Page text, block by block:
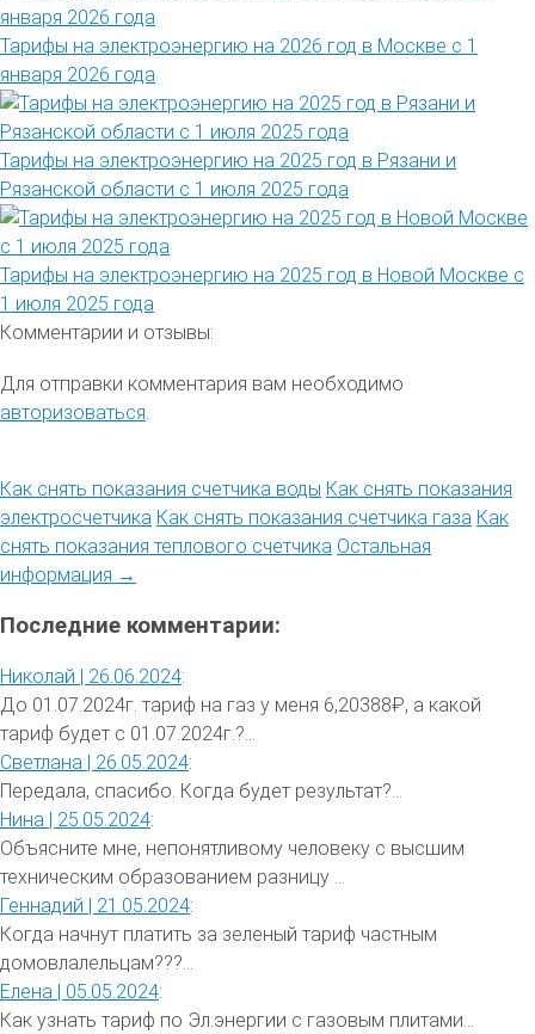
Тарифы на электроэнергию на 2026 год в Москве с 1
января 2026 года
Тарифы на электроэнергию на 2025 год в Рязани и
Рязанской области с 1 июля 2025 года
Тарифы на электроэнергию на 2025 год в Новой Москве с
1 июля 2025 года
Комментарии и отзывы:
Для отправки комментария вам необходимо
авторизоваться
Как снять показания счетчика воды Как снять показания
электросчетчика Как снять показания счетчика газа Как
снять показания теплового счетчика Остальная
информация →
Последние комментарии:
Николай | 26.06.2024:
До 01.07.2024г. тариф на газ у меня 6,20388₽, а какой
тариф будет с 01.07.2024г.?...
Светлана | 26.05.2024:
Передала, спасибо. Когда будет результат?...
Нина | 25.05.2024:
Объясните мне, непонятливому человеку с высшим
техническим образованием разницу ...
Геннадий | 21.05.2024:
Когда начнут платить за зеленый тариф частным
домовлалельцам???...
Елена | 05.05.2024:
Как узнать тариф по Эл.энергии с газовым плитами...